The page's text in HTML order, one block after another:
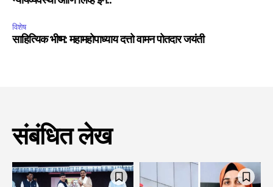
विशेष
साहित्यिक भीष्म: महामहोपाध्याय दत्तो वामन पोतदार जयंती
संबंधित लेख